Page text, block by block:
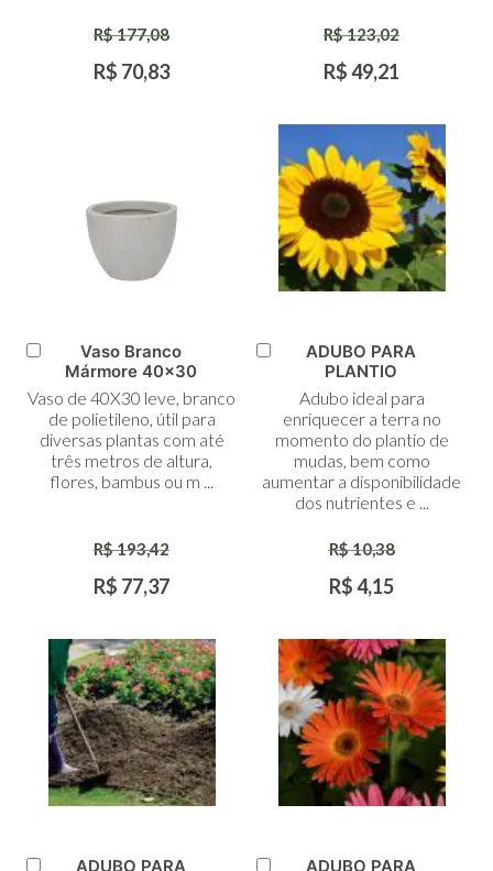
R$ 177,08
R$ 70,83
R$ 123,02
R$ 49,21
Adicionar
Carrinho
Vaso Branco
Mármore 40x30
Vaso de 40X30 leve, branco
de polietileno, útil para
diversas plantas com até
três metros de altura,
flores, bambus ou m ...
R$ 193,42
R$ 77,37
Adicionar
Carrinho
ADUBO PARA
PLANTIO
Adubo ideal para
enriquecer a terra no
momento do plantio de
mudas, bem como
aumentar a disponibilidade
dos nutrientes e ...
R$ 10,38
R$ 4,15
ADUBO PARA ADUBO PARA